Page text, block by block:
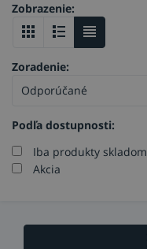
Podľa dostupnosti:
Iba produkty skladom
Akcia
Zoradenie:
Zobrazenie: